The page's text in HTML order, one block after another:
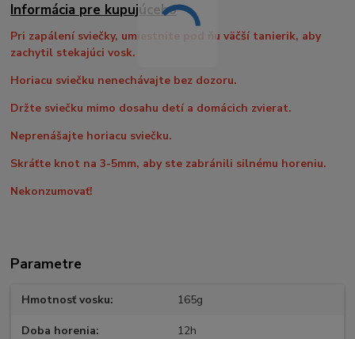
Informácia pre kupujúceho
Pri zapálení sviečky, umiestnite pod ňu väčší tanierik, aby
zachytil stekajúci vosk.
Horiacu sviečku nenechávajte bez dozoru.
Držte sviečku mimo dosahu detí a domácich zvierat.
Neprenášajte horiacu sviečku.
Skráťte knot na 3-5mm, aby ste zabránili silnému horeniu.
Nekonzumovať!
Parametre
Hmotnosť vosku 165g
Doba horenia 12h